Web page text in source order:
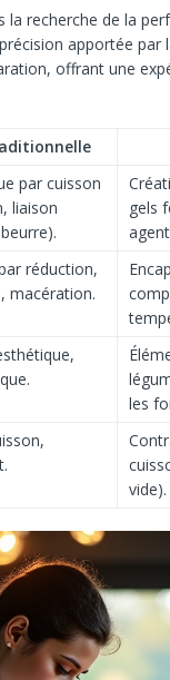
recherche de la
apportée
offrant une
par cuisson
liaison
gels
réduction,
macération.
les
vide).